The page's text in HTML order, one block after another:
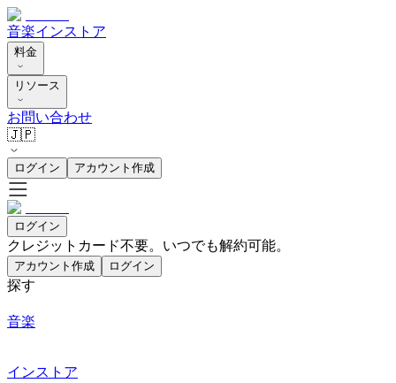
音楽インストア
料金
リソース
お問い合わせ
🇯🇵
ログイン アカウント作成
ログイン
クレジットカード不要。いつでも解約可能。
アカウント作成 ログイン
探す
音楽
インストア